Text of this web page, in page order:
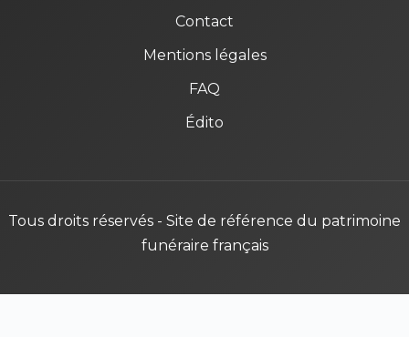
Contact
Mentions légales
FAQ
Édito
Tous droits réservés - Site de référence du patrimoine
funéraire français